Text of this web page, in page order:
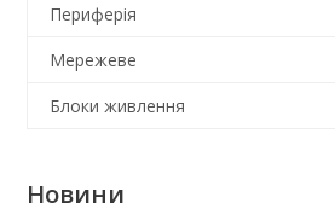
Периферія
Мережеве
Блоки живлення
Новини